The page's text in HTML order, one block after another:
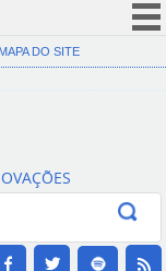
(COVID-19)
Canais
MAPA DO SITE